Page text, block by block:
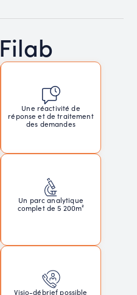
Filab
Une réactivité de
réponse et de traitement
des demandes
Un parc analytique
complet de 5 200m²
Visio-débrief possible